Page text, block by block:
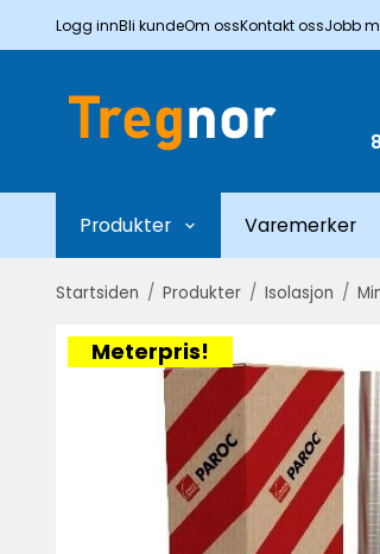
Logg innBli kundeOm ossKontakt ossJobb
Produkter Varemerker
Startsiden / Produkter / Isolasjon /
Meterpris!